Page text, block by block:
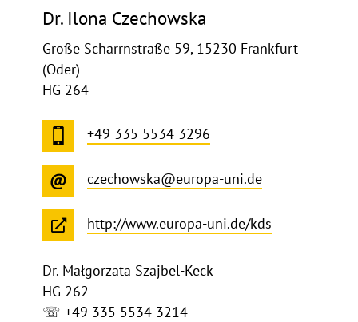
Dr. Ilona Czechowska
Große Scharrnstraße 59, 15230 Frankfurt
(Oder)
HG 264
+49 335 5534 3296
czechowska@europa-uni.de
http://www.europa-uni.de/kds
Dr. Małgorzata Szajbel-Keck
HG 262
☏ +49 335 5534 3214